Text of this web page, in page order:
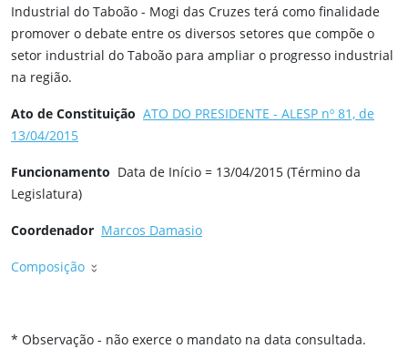
Industrial do Taboão - Mogi das Cruzes terá como finalidade
promover o debate entre os diversos setores que compõe o
setor industrial do Taboão para ampliar o progresso industrial
na região.
Ato de Constituição ATO DO PRESIDENTE - ALESP nº 81, de
13/04/2015
Funcionamento Data de Início = 13/04/2015 (Término da
Legislatura)
Coordenador Marcos Damasio
Composição
* Observação - não exerce o mandato na data consultada.